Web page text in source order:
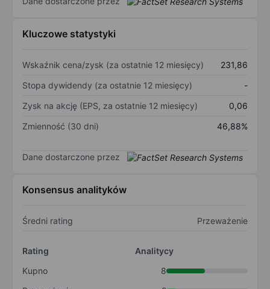
Kluczowe statystyki
Wskaźnik cena/zysk (za ostatnie 12 miesięcy)
231,86
Stopa dywidendy (za ostatnie 12 miesięcy)
-
Zysk na akcję (EPS, za ostatnie 12 miesięcy)
0,06
Zmienność (30 dni)
46,88%
Dane dostarczone przez
Konsensus analityków
Średni rating Przeważenie
Rating
Analitycy
Kupno
8